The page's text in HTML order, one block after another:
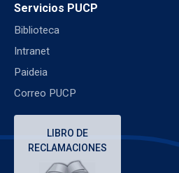
Servicios PUCP
Biblioteca
Intranet
Paideia
Correo PUCP
LIBRO DE
RECLAMACIONES